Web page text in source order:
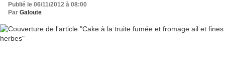
Publié le 06/11/2012 à 08:00
Par Galoute